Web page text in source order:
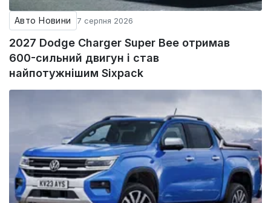
Авто Новини 7 серпня 2026
2027 Dodge Charger Super Bee отримав
600-сильний двигун і став
найпотужнішим Sixpack